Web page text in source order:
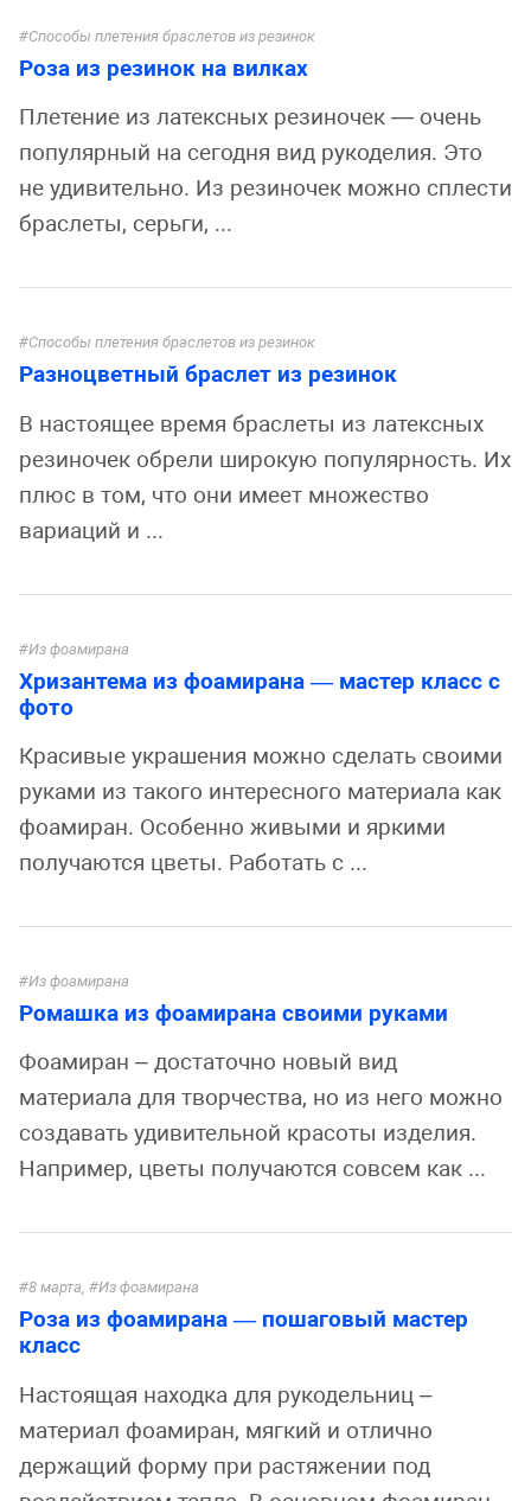
Способы плетения браслетов из резинок
Роза из резинок на вилках
Плетение из латексных резиночек — очень
популярный на сегодня вид рукоделия. Это
не удивительно. Из резиночек можно сплести
браслеты, серьги, ...
Способы плетения браслетов из резинок
Разноцветный браслет из резинок
В настоящее время браслеты из латексных
резиночек обрели широкую популярность. Их
плюс в том, что они имеет множество
вариаций и ...
Из фоамирана
Хризантема из фоамирана — мастер класс с
фото
Красивые украшения можно сделать своими
руками из такого интересного материала как
фоамиран. Особенно живыми и яркими
получаются цветы. Работать с ...
Из фоамирана
Ромашка из фоамирана своими руками
Фоамиран – достаточно новый вид
материала для творчества, но из него можно
создавать удивительной красоты изделия.
Например, цветы получаются совсем как ...
8 марта, Из фоамирана
Роза из фоамирана — пошаговый мастер
класс
Настоящая находка для рукодельниц –
материал фоамиран, мягкий и отлично
держащий форму при растяжении под